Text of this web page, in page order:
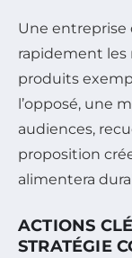
Une entreprise
rapidement les
produits
l’opposé, une
audiences,
proposition
alimentera
ACTIONS
STRATÉGIE